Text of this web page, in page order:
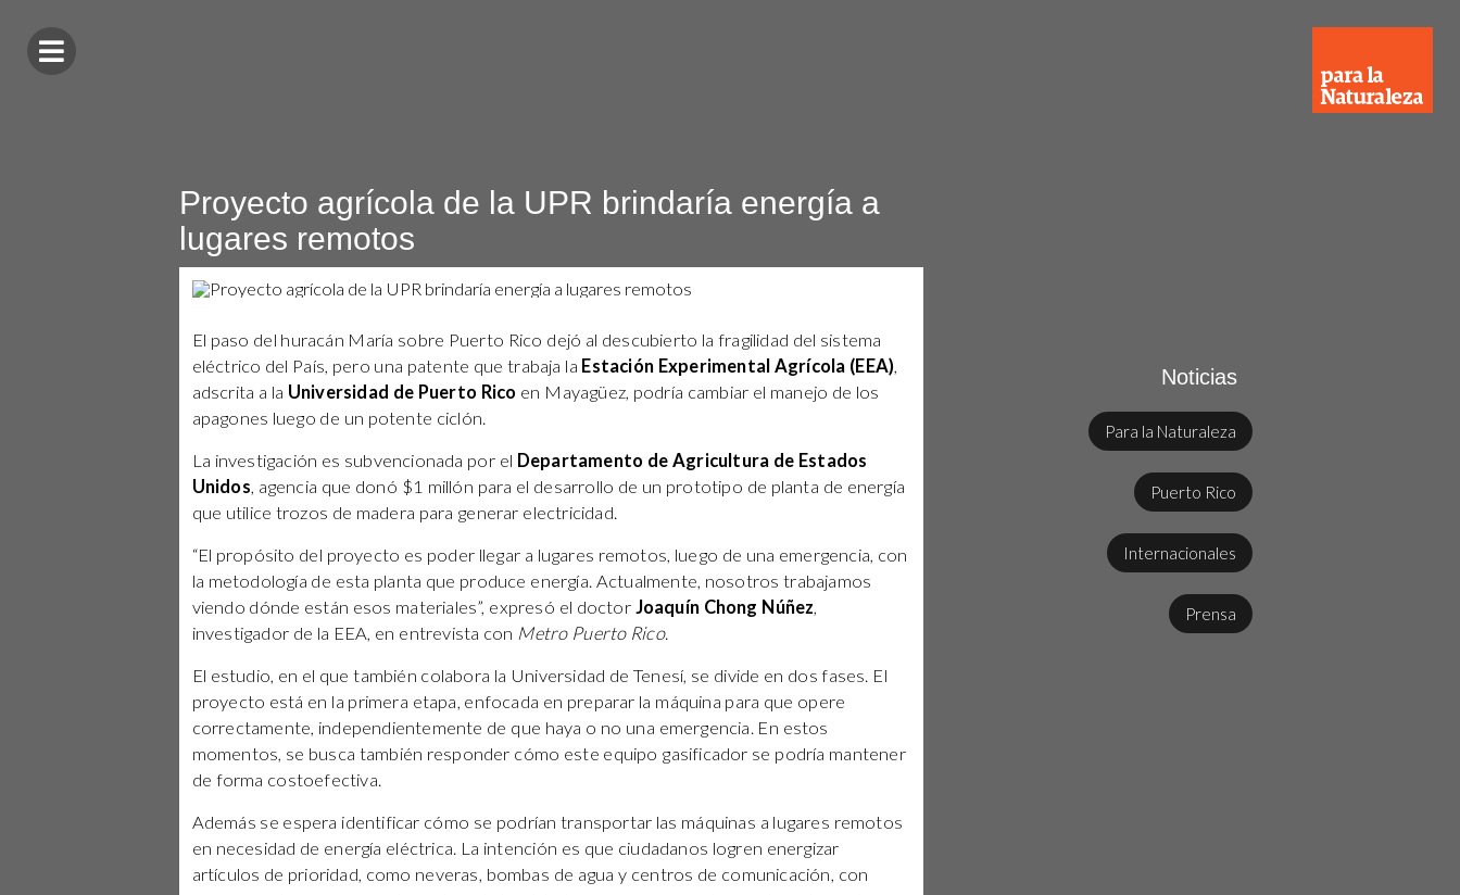
Proyecto agrícola de la UPR brindaría energía a
lugares remotos
El paso del huracán María sobre Puerto Rico dejó al descubierto la fragilidad del sistema
eléctrico del País, pero una patente que trabaja la Estación Experimental Agrícola (EEA),
adscrita a la Universidad de Puerto Rico en Mayagüez, podría cambiar el manejo de los
apagones luego de un potente ciclón.
La investigación es subvencionada por el Departamento de Agricultura de Estados
Unidos, agencia que donó $1 millón para el desarrollo de un prototipo de planta de energía
que utilice trozos de madera para generar electricidad.
“El propósito del proyecto es poder llegar a lugares remotos, luego de una emergencia, con
la metodología de esta planta que produce energía. Actualmente, nosotros trabajamos
viendo dónde están esos materiales”, expresó el doctor Joaquín Chong Núñez,
investigador de la EEA, en entrevista con Metro Puerto Rico.
El estudio, en el que también colabora la Universidad de Tenesí, se divide en dos fases. El
proyecto está en la primera etapa, enfocada en preparar la máquina para que opere
correctamente, independientemente de que haya o no una emergencia. En estos
momentos, se busca también responder cómo este equipo gasificador se podría mantener
de forma costoefectiva.
Además se espera identificar cómo se podrían transportar las máquinas a lugares remotos
en necesidad de energía eléctrica. La intención es que ciudadanos logren energizar
artículos de prioridad, como neveras, bombas de agua y centros de comunicación, con
Noticias
Para la Naturaleza
Puerto Rico
Internacionales
Prensa